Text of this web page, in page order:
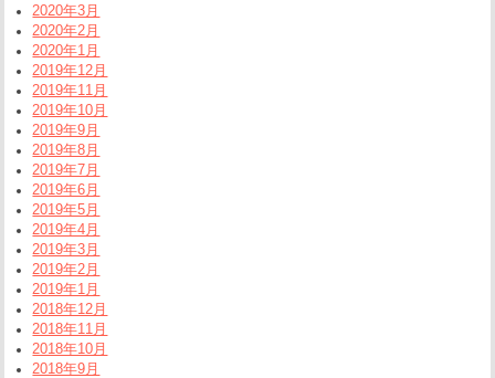
2020年3月
2020年2月
2020年1月
2019年12月
2019年11月
2019年10月
2019年9月
2019年8月
2019年7月
2019年6月
2019年5月
2019年4月
2019年3月
2019年2月
2019年1月
2018年12月
2018年11月
2018年10月
2018年9月